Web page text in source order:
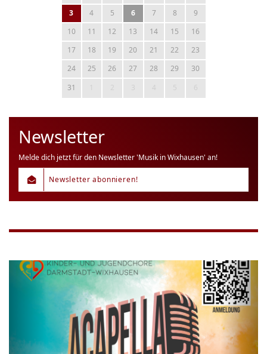
3
4 5 6 7 8
9
10
11 12 13 14 15
16
17
18 19 20 21 22
23
24
25 26 27 28 29
30
31
3
Newsletter
Melde dich jetzt für den Newsletter 'Musik in Wixhausen' an!
Newsletter abonnieren!